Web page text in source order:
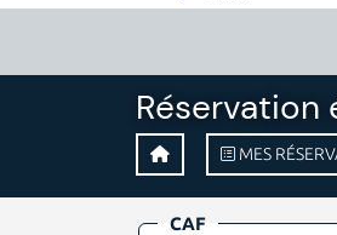
Réservation
MES
CAF